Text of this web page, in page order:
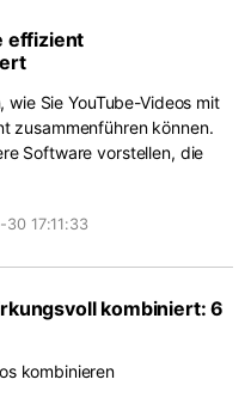
effizient
Sie YouTube-Videos mit
zusammenführen können.
Software vorstellen, die
17:11:33
kombiniert: 6
kombinieren